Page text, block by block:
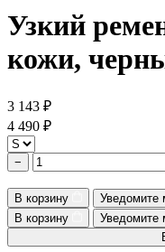
Узкий
кожи,
3 143 ₽
4 490 ₽
−
В корзину
Уведомите
В корзину
Уведомите